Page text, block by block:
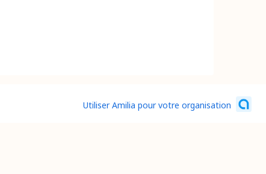
Utiliser Amilia pour votre organisation